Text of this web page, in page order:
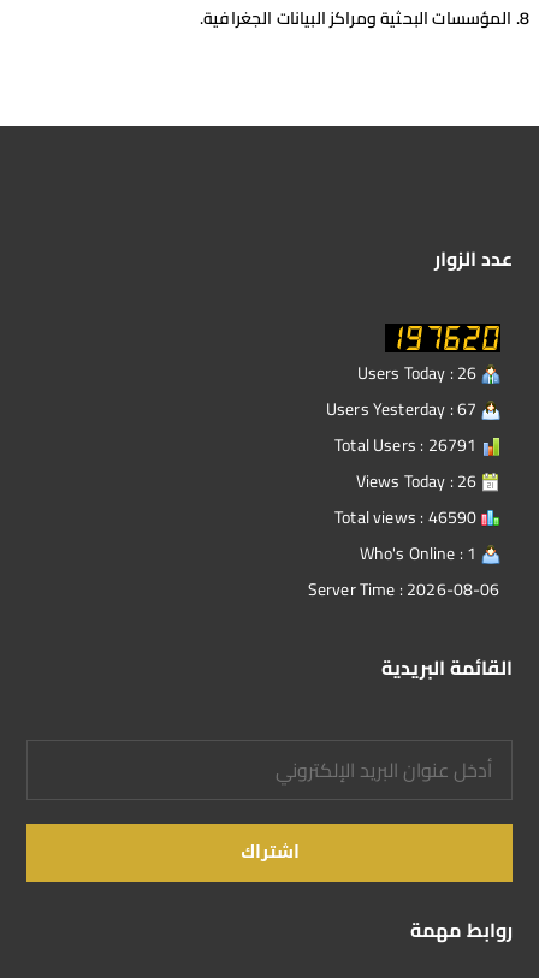
المؤسسات البحثية ومراكز البيانات الجغرافية.
عدد الزوار
Server Time : 2026-08-06
القائمة البريدية
روابط مهمة